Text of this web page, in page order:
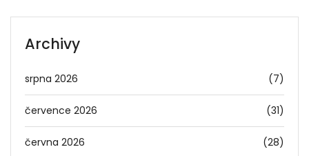
Archivy
srpna 2026 (7)
července 2026 (31)
června 2026 (28)